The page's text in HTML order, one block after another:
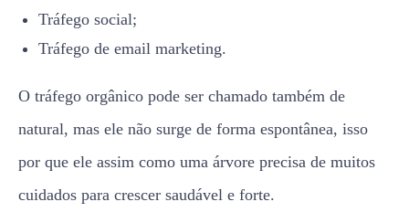
Tráfego social;
Tráfego de email marketing.
O tráfego orgânico pode ser chamado também de
natural, mas ele não surge de forma espontânea, isso
por que ele assim como uma árvore precisa de muitos
cuidados para crescer saudável e forte.